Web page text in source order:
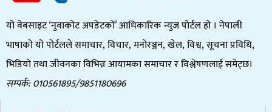
यो वेबसाइट ‘नुवाकोट अपडेटको’ आधिकारिक न्युज पोर्टल हो । नेपाली
भाषाको यो पोर्टलले समाचार, विचार, मनोरञ्जन, खेल, विश्व, सूचना प्रविधि,
भिडियो तथा जीवनका विभिन्न आयामका समाचार र विश्लेषणलाई समेट्छ।
सम्पर्क: 010561895/9851180696